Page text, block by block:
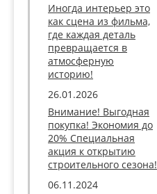
Иногда интерьер это
как сцена из фильма,
где каждая деталь
превращается в
атмосферную
историю!
26.01.2026
Внимание! Выгодная
покупка! Экономия до
20% Специальная
акция к открытию
строительного сезона!
06.11.2024